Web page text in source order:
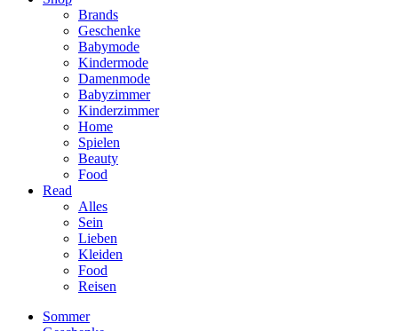
Brands
Geschenke
Babymode
Kindermode
Damenmode
Babyzimmer
Kinderzimmer
Home
Spielen
Beauty
Food
Read
Alles
Sein
Lieben
Kleiden
Food
Reisen
Sommer